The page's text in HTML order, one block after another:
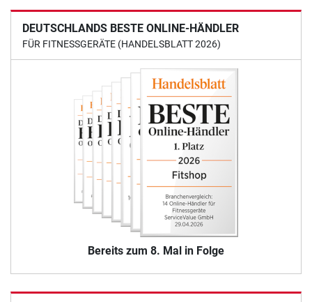
DEUTSCHLANDS BESTE ONLINE-HÄNDLER
FÜR FITNESSGERÄTE (HANDELSBLATT 2026)
Bereits zum 8. Mal in Folge